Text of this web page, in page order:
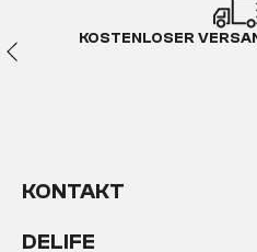
KOSTENLOSER
KONTAKT
DELIFE